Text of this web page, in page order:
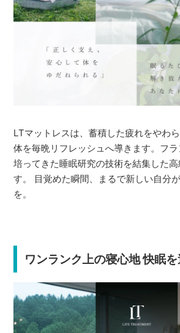
LTマットレスは、蓄積した疲れをやわ
体を毎晩リフレッシュへ導きます。フ
培ってきた睡眠研究の技術を結集した
す。 目覚めた瞬間、まるで新しい自分
を。
ワンランク上の寝心地 快眠